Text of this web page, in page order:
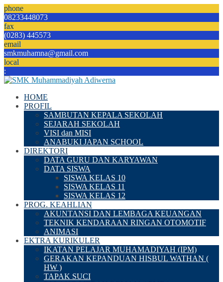
phone
08233448073
fax
(0283) 445573
email
smkmuhamna@gmail.com
local
:
HOME
PROFIL
SAMBUTAN KEPALA SEKOLAH
SEJARAH SEKOLAH
VISI dan MISI
ANABUKI JAPAN SCHOOL
DIREKTORI
DATA GURU DAN KARYAWAN
DATA SISWA
SISWA KELAS 10
SISWA KELAS 11
SISWA KELAS 12
PROG. KEAHLIAN
AKUNTANSI DAN LEMBAGA KEUANGAN
TEKNIK KENDARAAN RINGAN OTOMOTIF
ANIMASI
EKTRA KURIKULER
IKATAN PELAJAR MUHAMADIYAH (IPM)
GERAKAN KEPANDUAN HISBUL WATHAN (
HW )
TAPAK SUCI